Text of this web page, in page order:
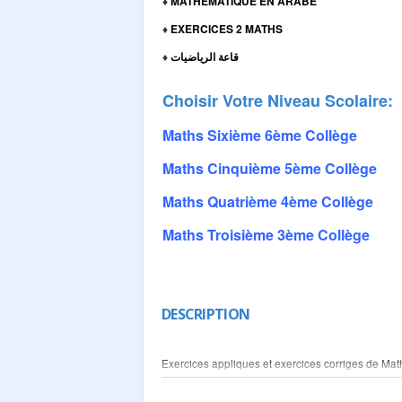
♦ EXERCICES 2 MATHS
♦قاعة الرياضيات
Choisir Votre Niveau Scolaire:
Maths Sixième 6ème Collège
Maths Cinquième 5ème Collège
Maths Quatrième 4ème Collège
Maths Troisième 3ème Collège
DESCRIPTION
Exercices appliques et exercices corriges de
représentées sur une carte sont